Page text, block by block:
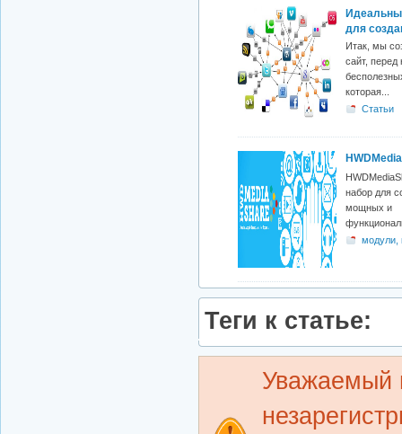
для
Итак, мы
сайт,
которая...
Статьи
набор для
мощных и
модули,
Теги к статье:
Уважаемый